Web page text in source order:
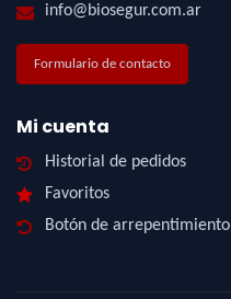
info@biosegur.com.ar
Formulario de contacto
Mi cuenta
Historial de pedidos
Favoritos
Botón de arrepentimiento